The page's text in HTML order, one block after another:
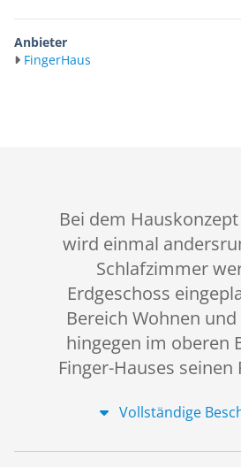
Anbieter
FingerHaus
Bei dem Hauskonzept
wird einmal
Schlafzimmer
Erdgeschoss
Bereich Wohnen
hingegen im oberen
Finger-Hauses seinen
Vollständige